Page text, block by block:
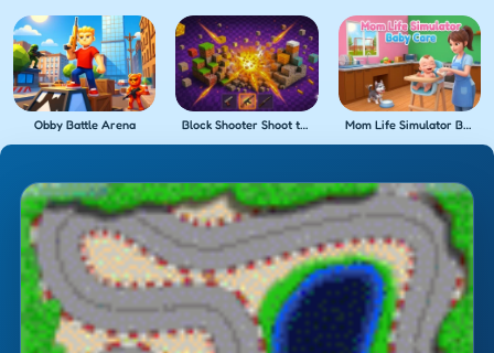
Obby Battle Arena Block Shooter Shoot the Blocks! Mom Life Simulator Baby Care